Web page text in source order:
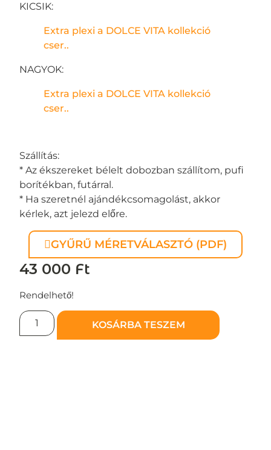
KICSIK:
Extra plexi a DOLCE VITA kollekció
cser..
NAGYOK:
Extra plexi a DOLCE VITA kollekció
cser..
Szállítás:
* Az ékszereket bélelt dobozban szállítom, pufi
borítékban, futárral.
* Ha szeretnél ajándékcsomagolást, akkor
kérlek, azt jelezd előre.
GYŰRŰ MÉRETVÁLASZTÓ (PDF)
43 000 Ft
Rendelhető!
KOSÁRBA TESZEM